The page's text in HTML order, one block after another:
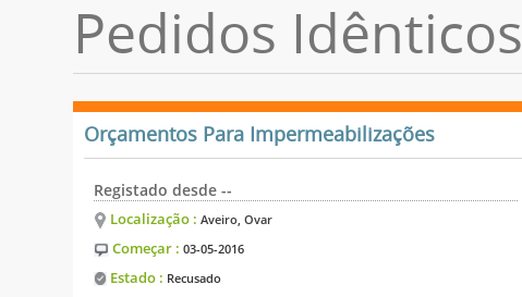
Pedidos Idênticos
Orçamentos Para Impermeabilizações
Registado desde --
Localização :Aveiro, Ovar
Começar :03-05-2016
Estado : Recusado